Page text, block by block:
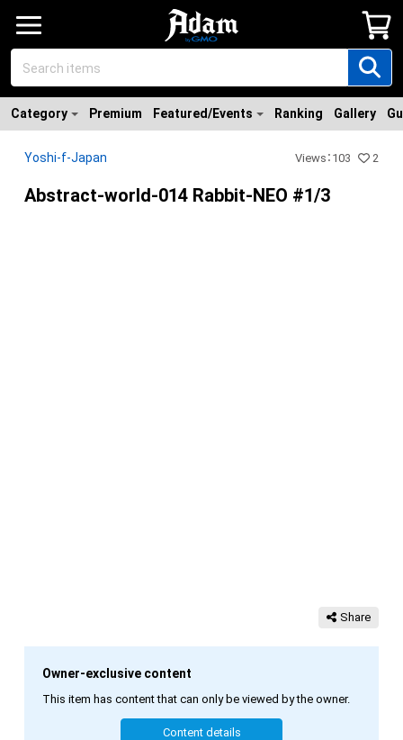
Category Premium Featured/Events Ranking Gallery
Yoshi-f-Japan Views ： 103 2
Abstract-world-014 Rabbit-NEO #1/3
Share
Owner-exclusive content
This item has content that can only be viewed by the owner.
Content details